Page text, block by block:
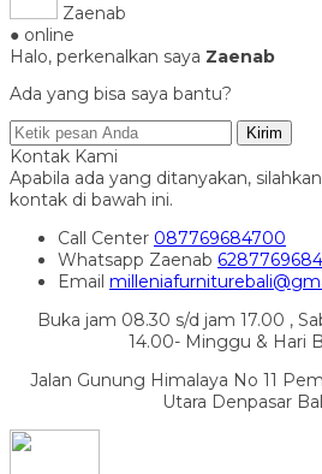
Zaenab
● online
Halo, perkenalkan saya Zaenab
Ada yang bisa saya bantu?
Kirim
Kontak Kami
Apabila ada yang ditanyakan,
kontak di bawah ini.
Call Center 087769684700
Whatsapp Zaenab
Email
Buka jam 08.30 s/d jam 17.00 ,
14.00- Minggu & Hari
Jalan Gunung Himalaya No 11
Utara Denpasar